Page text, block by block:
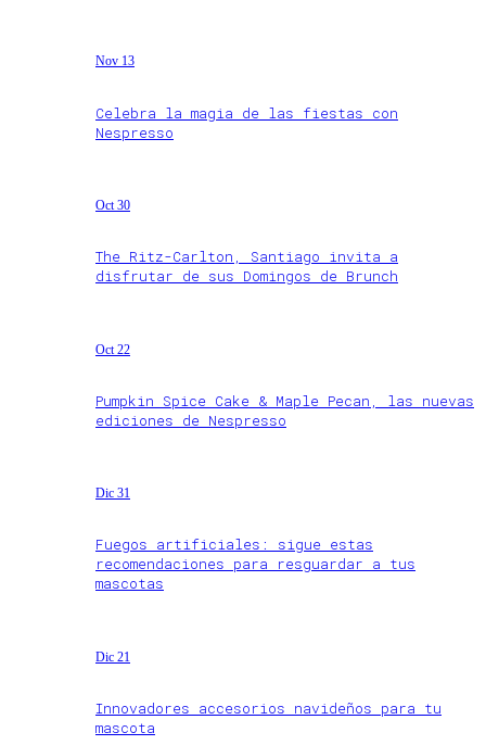
Nov 13
Celebra la magia de las fiestas con
Nespresso
Oct 30
The Ritz-Carlton, Santiago invita a
disfrutar de sus Domingos de Brunch
Oct 22
Pumpkin Spice Cake & Maple Pecan, las nuevas
ediciones de Nespresso
Dic 31
Fuegos artificiales: sigue estas
recomendaciones para resguardar a tus
mascotas
Dic 21
Innovadores accesorios navideños para tu
mascota